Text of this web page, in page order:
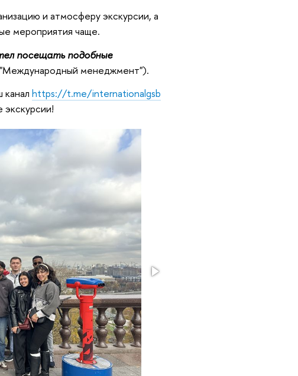
и атмосферу экскурсии, а
мероприятия чаще.
посещать подобные
менеджмент").
каналhttps://t.me/internationalgsb
экскурсии!